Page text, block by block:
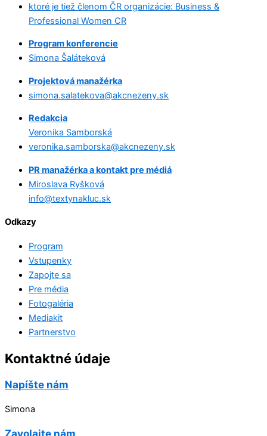
ktoré je tiež členom ČR organizácie: Business &
Professional Women CR
Program konferencie
Simona Šaláteková
Projektová manažérka
simona.salatekova@akcnezeny.sk
Redakcia
Veronika Samborská
veronika.samborska@akcnezeny.sk
PR manažérka a kontakt pre médiá
Miroslava Ryšková
info@textynakluc.sk
Odkazy
Program
Vstupenky
Zapojte sa
Pre média
Fotogaléria
Mediakit
Partnerstvo
Kontaktné údaje
Napíšte nám
Simona
Zavolajte nám